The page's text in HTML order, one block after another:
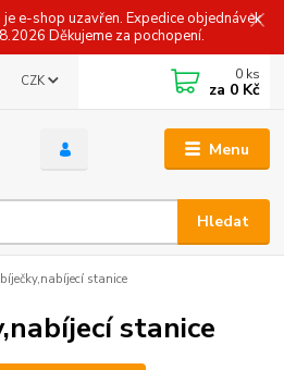
e-shop uzavřen. Expedice objednávek
Děkujeme za pochopení.
Menu
CZK
Hledat
0 ks
za 0 Kč
stanice
stanice